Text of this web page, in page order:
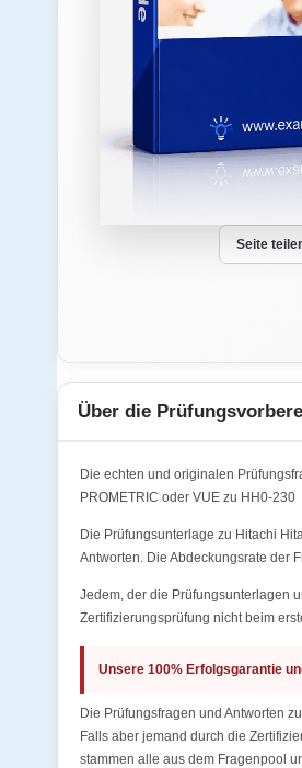
Seite
Über die
Die echten und originalen
PROMETRIC oder VUE zu HH0-
Die Prüfungsunterlage zu Hitachi
Antworten. Die Abdeckungsrate der
Jedem, der die Prüfungsunterlagen
Zertifizierungsprüfung nicht beim
Unsere 100% Erfolgsgarantie
Die Prüfungsfragen und Antworten
Falls aber jemand durch die
stammen alle aus dem Fragenpool